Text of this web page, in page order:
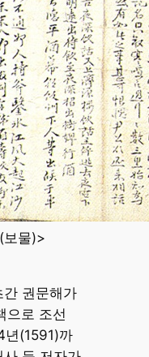
보물)>
권문해가
으로 조선
년(1591)까